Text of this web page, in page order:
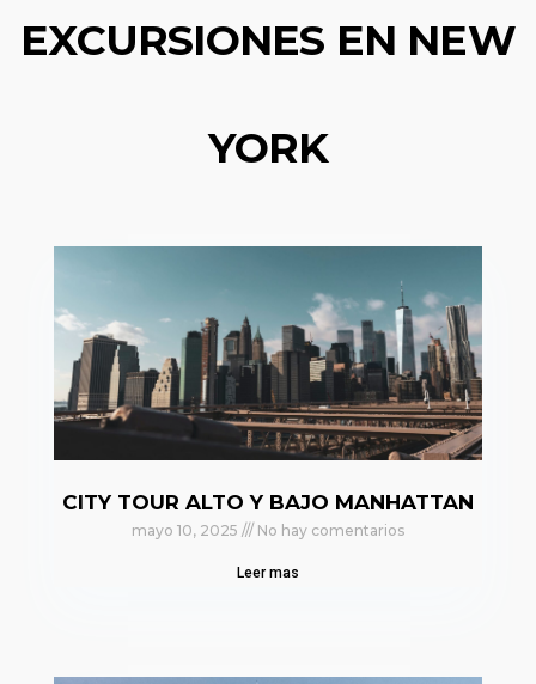
EXCURSIONES EN NEW
YORK
CITY TOUR ALTO Y BAJO MANHATTAN
mayo 10, 2025 No hay comentarios
Leer mas